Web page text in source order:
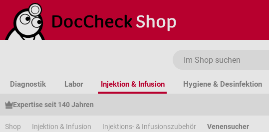
Hauptinhalt springen
Zur Suche springen
Zur Hauptnavigation springen
Diagnostik Labor Injektion & Infusion Hygiene & Desinfektion
Expertise seit 140 Jahren
Shop Injektion & Infusion Injektions- & Infusionszubehör Venensucher